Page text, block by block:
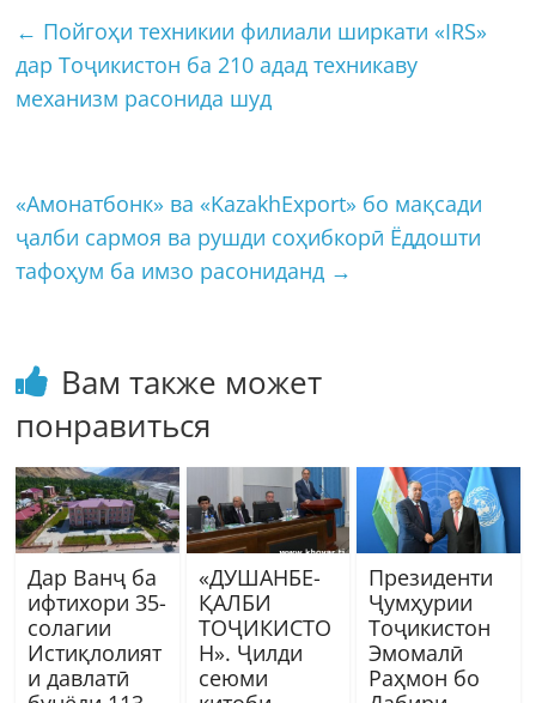
← Пойгоҳи техникии филиали ширкати «IRS»
дар Тоҷикистон ба 210 адад техникаву
механизм расонида шуд
«Амонатбонк» ва «KazakhExport» бо мақсади
ҷалби сармоя ва рушди соҳибкорӣ Ёддошти
тафоҳум ба имзо расониданд →
Вам также может
понравиться
Дар Ванҷ ба
ифтихори 35-
солагии
Истиқлолият
и давлатӣ
«ДУШАНБЕ-
ҚАЛБИ
ТОҶИКИСТО
Н». Ҷилди
сеюми
Президенти
Ҷумҳурии
Тоҷикистон
Эмомалӣ
Раҳмон бо